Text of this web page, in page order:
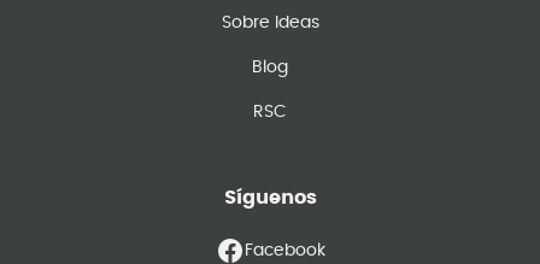
Sobre Ideas
Blog
RSC
Síguenos
Facebook